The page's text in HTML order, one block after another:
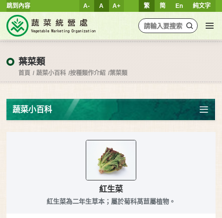
跳到內容 繁 简 En 純文字
A- A A+
葉菜類
首頁 蔬菜小百科 按種類作介紹 葉菜類
蔬菜小百科
紅生菜
紅生菜為二年生草本；屬於菊科萵苣屬植物。